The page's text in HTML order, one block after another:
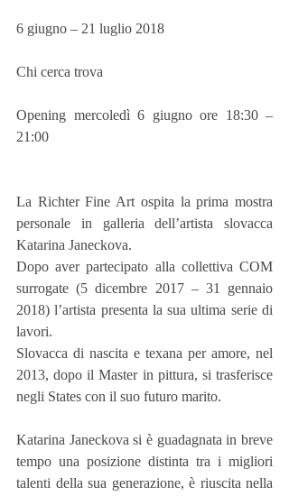
6 giugno – 21 luglio 2018
Chi cerca trova
Opening mercoledì 6 giugno ore 18:30 –
21:00
La Richter Fine Art ospita la prima mostra
personale in galleria dell’artista slovacca
Katarina Janeckova.
Dopo aver partecipato alla collettiva COM
surrogate (5 dicembre 2017 – 31 gennaio
2018) l’artista presenta la sua ultima serie di
lavori.
Slovacca di nascita e texana per amore, nel
2013, dopo il Master in pittura, si trasferisce
negli States con il suo futuro marito.
Katarina Janeckova si è guadagnata in breve
tempo una posizione distinta tra i migliori
talenti della sua generazione, è riuscita nella